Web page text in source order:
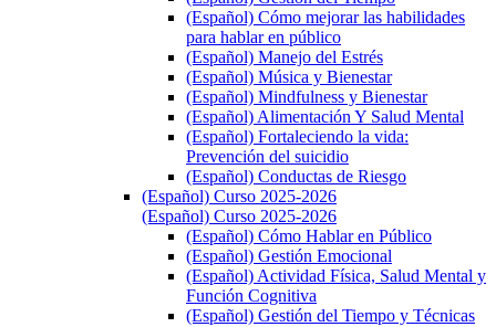
(Español) Cómo mejorar las habilidades
para hablar en público
(Español) Manejo del Estrés
(Español) Música y Bienestar
(Español) Mindfulness y Bienestar
(Español) Alimentación Y Salud Mental
(Español) Fortaleciendo la vida:
Prevención del suicidio
(Español) Conductas de Riesgo
(Español) Curso 2025-2026
(Español) Curso 2025-2026
(Español) Cómo Hablar en Público
(Español) Gestión Emocional
(Español) Actividad Física, Salud Mental y
Función Cognitiva
(Español) Gestión del Tiempo y Técnicas